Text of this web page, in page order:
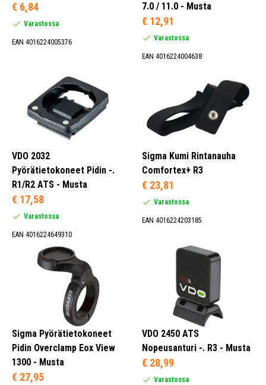
€ 6,84
Varastossa
EAN 4016224005376
7.0 / 11.0 - Musta
€ 12,91
Varastossa
EAN 4016224004638
VDO 2032
Pyörätietokoneet Pidin -.
R1/R2 ATS - Musta
€ 17,58
Varastossa
EAN 4016224649310
Sigma Kumi Rintanauha
Comfortex+ R3
€ 23,81
Varastossa
EAN 4016224203185
Sigma Pyörätietokoneet
Pidin Overclamp Eox View
1300 - Musta
€ 27,95
VDO 2450 ATS
Nopeusanturi -. R3 - Musta
€ 28,99
Varastossa